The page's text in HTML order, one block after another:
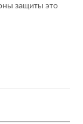
защиты это